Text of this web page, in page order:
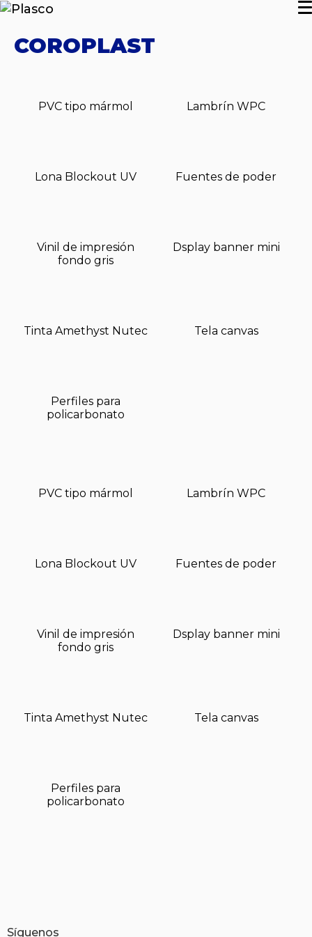
COROPLAST
PVC tipo mármol Lambrín WPC
Lona Blockout UV Fuentes de poder
Vinil de impresión
fondo gris
Dsplay banner mini
Tinta Amethyst Nutec Tela canvas
Perfiles para
policarbonato
PVC tipo mármol Lambrín WPC
Lona Blockout UV Fuentes de poder
Vinil de impresión
fondo gris
Dsplay banner mini
Tinta Amethyst Nutec Tela canvas
Perfiles para
policarbonato
Síguenos